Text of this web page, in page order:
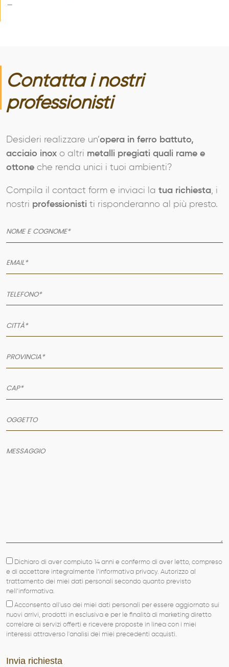
CONTATTI
–
Contatta i nostri
professionisti
Desideri realizzare un’opera in ferro battuto,
acciaio inox o altri metalli pregiati quali rame e
ottone che renda unici i tuoi ambienti?
Compila il contact form e inviaci la tua richiesta, i
nostri professionisti ti risponderanno al più presto.
Dichiaro di aver compiuto 14 anni e confermo di aver letto, compreso
e di accettare integralmente l’informativa privacy. Autorizzo al
trattamento dei miei dati personali secondo quanto previsto
nell’informativa.
Acconsento all'uso dei miei dati personali per essere aggiornato sui
nuovi arrivi, prodotti in esclusiva e per le finalità di marketing diretto
correlare ai servizi offerti e ricevere proposte in linea con i miei
interessi attraverso l'analisi dei miei precedenti acquisti.